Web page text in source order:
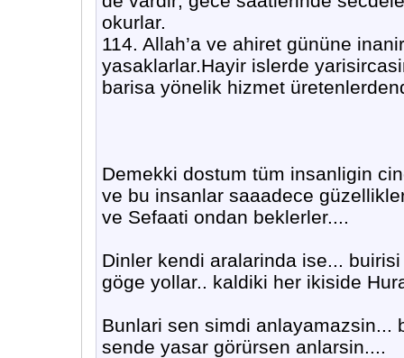
okurlar.
114. Allah’a ve ahiret gününe
yasaklarlar.Hayir islerde
barisa yönelik hizmet
Demekki dostum tüm insanligin
ve bu insanlar saaadece
ve Sefaati ondan beklerler....
Dinler kendi aralarinda ise...
göge yollar.. kaldiki her ikiside
Bunlari sen simdi anlayamazsin...
sende yasar görürsen anlarsin....